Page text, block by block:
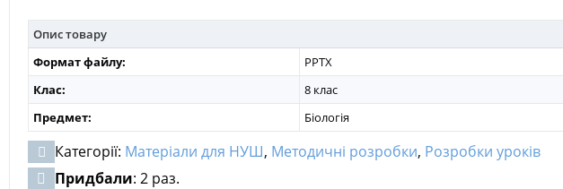
Опис товару
Формат файлу:
PPTX
Клас:
8 клас
Предмет:
Біологія
Категорії: Матеріали для НУШ, Методичні розробки, Розробки уроків
Придбали: 2 раз.